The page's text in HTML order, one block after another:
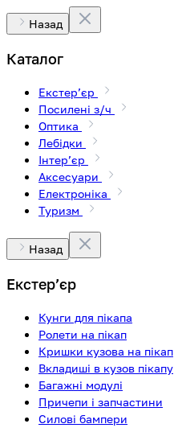
Назад
Каталог
Екстерʼєр
Посилені з/ч
Оптика
Лебідки
Інтерʼєр
Аксесуари
Електроніка
Туризм
Назад
Екстерʼєр
Кунги для пікапа
Ролети на пікап
Кришки кузова на пікап
Вкладиші в кузов пікапу
Багажні модулі
Причепи і запчастини
Силові бампери